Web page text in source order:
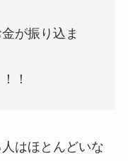
が振り込ま
！
はほとんどいな